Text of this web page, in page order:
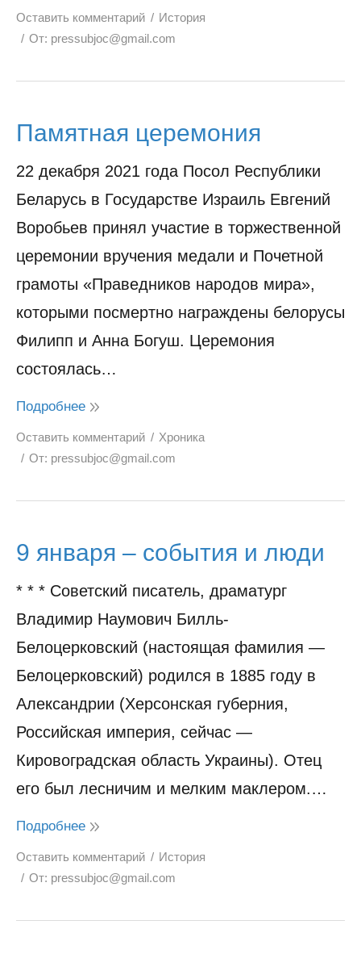
Оставить комментарий
История
От: pressubjoc@gmail.com
Памятная церемония
22 декабря 2021 года Посол Республики
Беларусь в Государстве Израиль Евгений
Воробьев принял участие в торжественной
церемонии вручения медали и Почетной
грамоты «Праведников народов мира»,
которыми посмертно награждены белорусы
Филипп и Анна Богуш. Церемония
состоялась…
Подробнее
Оставить комментарий
Хроника
От: pressubjoc@gmail.com
9 января – события и люди
* * * Советский писатель, драматург
Владимир Наумович Билль-
Белоцерковский (настоящая фамилия —
Белоцерковский) родился в 1885 году в
Александрии (Херсонская губерния,
Российская империя, сейчас —
Кировоградская область Украины). Отец
его был лесничим и мелким маклером.…
Подробнее
Оставить комментарий
История
От: pressubjoc@gmail.com